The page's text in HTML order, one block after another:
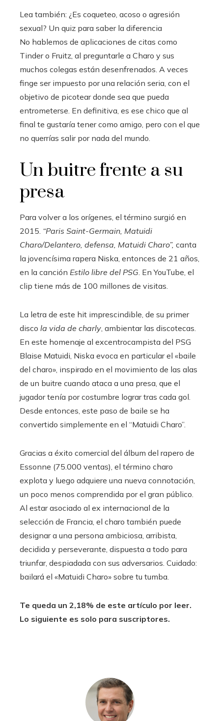
Lea también: ¿Es coqueteo, acoso o agresión
sexual? Un quiz para saber la diferencia
No hablemos de aplicaciones de citas como
Tinder o Fruitz, al preguntarle a Charo y sus
muchos colegas están desenfrenados. A veces
finge ser impuesto por una relación seria, con el
objetivo de picotear donde sea que pueda
entrometerse. En definitiva, es ese chico que al
final te gustaría tener como amigo, pero con el que
no querrías salir por nada del mundo.
Un buitre frente a su
presa
Para volver a los orígenes, el término surgió en
2015. “Paris Saint-Germain, Matuidi
Charo/Delantero, defensa, Matuidi Charo”, canta
la jovencísima rapera Niska, entonces de 21 años,
en la canción Estilo libre del PSG . En YouTube, el
clip tiene más de 100 millones de visitas.
La letra de este hit imprescindible, de su primer
disco la vida de charly , ambientar las discotecas.
En este homenaje al excentrocampista del PSG
Blaise Matuidi, Niska evoca en particular el «baile
del charo», inspirado en el movimiento de las alas
de un buitre cuando ataca a una presa, que el
jugador tenía por costumbre lograr tras cada gol.
Desde entonces, este paso de baile se ha
convertido simplemente en el “Matuidi Charo”.
Gracias a éxito comercial del álbum del rapero de
Essonne (75.000 ventas), el término charo
explota y luego adquiere una nueva connotación,
un poco menos comprendida por el gran público.
Al estar asociado al ex internacional de la
selección de Francia, el charo también puede
designar a una persona ambiciosa, arribista,
decidida y perseverante, dispuesta a todo para
triunfar, despiadada con sus adversarios. Cuidado:
bailará el «Matuidi Charo» sobre tu tumba.
Te queda un 2,18% de este artículo por leer.
Lo siguiente es solo para suscriptores.